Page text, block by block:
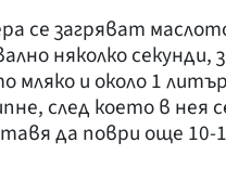
се загряват
няколко секунди,
мляко и около 1
след което в нея
да поври още 10-